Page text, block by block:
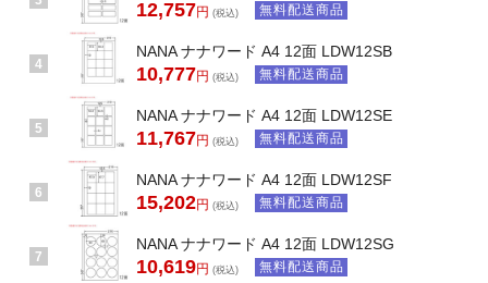
12,757円 (税込) 無料配送商品
4
NANA ナナワード A4 12面 LDW12SB
10,777円 (税込) 無料配送商品
5
NANA ナナワード A4 12面 LDW12SE
11,767円 (税込) 無料配送商品
6
NANA ナナワード A4 12面 LDW12SF
15,202円 (税込) 無料配送商品
7
NANA ナナワード A4 12面 LDW12SG
10,619円 (税込) 無料配送商品